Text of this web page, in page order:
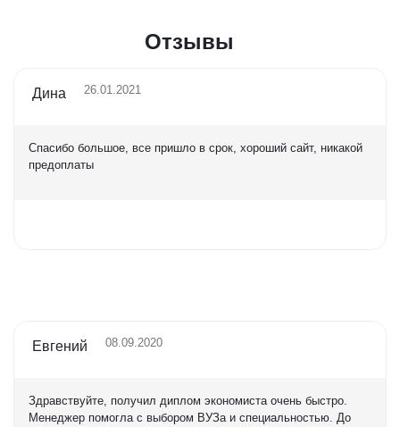
Отзывы
Дина 26.01.2021
Спасибо большое, все пришло в срок, хороший сайт, никакой
предоплаты
Евгений 08.09.2020
Здравствуйте, получил диплом экономиста очень быстро.
Менеджер помогла с выбором ВУЗа и специальностью. До